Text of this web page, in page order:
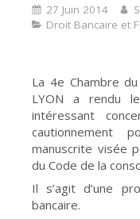
27 Juin 2014
Droit Bancaire et
La 4e Chambre
LYON a rendu
intéressant
cautionnement
manuscrite visée
du Code de la
Il s’agit d’une
bancaire.